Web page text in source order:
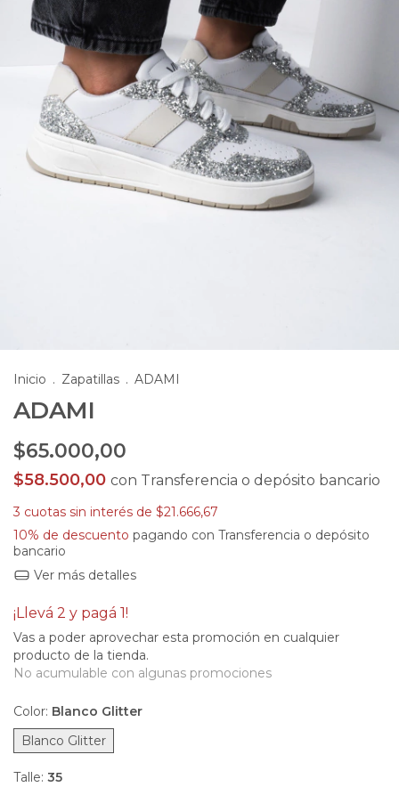
Inicio . Zapatillas . ADAMI
ADAMI
$65.000,00
$58.500,00 con Transferencia o depósito bancario
3 cuotas sin interés de $21.666,67
10% de descuento pagando con Transferencia o depósito
bancario
Ver más detalles
¡Llevá 2 y pagá 1!
Vas a poder aprovechar esta promoción en cualquier
producto de la tienda.
No acumulable con algunas promociones
Color: Blanco Glitter
Blanco Glitter
Talle: 35